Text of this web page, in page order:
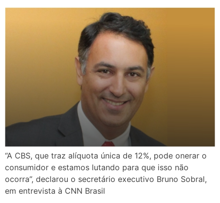
“A CBS, que traz alíquota única de 12%, pode onerar o
consumidor e estamos lutando para que isso não
ocorra”, declarou o secretário executivo Bruno Sobral,
em entrevista à CNN Brasil